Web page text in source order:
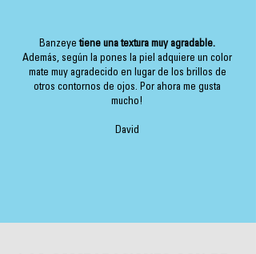
Banzeyetiene una textura muy agradable.
Además, según la pones la piel adquiere un color
mate muy agradecido en lugar de los brillos de
otros contornos de ojos. Por ahora me gusta
mucho!
David